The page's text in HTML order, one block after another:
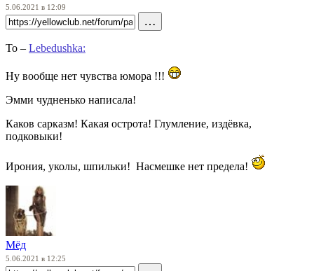
5.06.2021 в 12:09
…
To – Lebedushka:
Ну вообще нет чувства юмора !!!
Эмми чудненько написала!
Каков сарказм! Какая острота! Глумление, издёвка,
подковыки!
Ирония, уколы, шпильки! Насмешке нет предела!
Мёд
5.06.2021 в 12:25